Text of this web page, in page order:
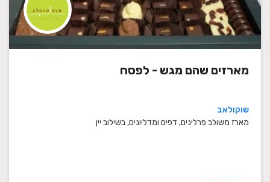
מארזים שהם מגש - לפסח
שוקולאב
מארז משולב פרלינים, דפים ומדליונים, בשילוב יין